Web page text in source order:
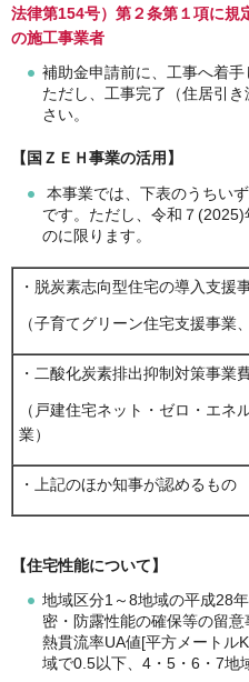
法律第154号）第２条第１項に規
の施工事業者
補助金申請前に、工事へ着手
ただし、工事完了（住居引
さい。
【国ＺＥＨ事業の活用】
本事業では、下表のうちい
です。ただし、令和７
のに限ります。
・脱炭素志向型住宅の導入支援
（子育てグリーン住宅支援事業
・二酸化炭素排出抑制対策事業
（戸建住宅ネット・ゼロ・エ
業）
・上記のほか知事が認めるもの
【住宅性能について】
地域区分1～8地域の平成28
密・防露性能の確保等の留
熱貫流率UA値[平方メートル
域で0.5以下、4・5・6・7地